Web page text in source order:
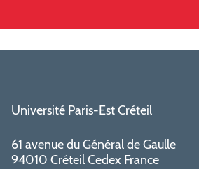
Université Paris-Est Créteil
61 avenue du Général de Gaulle
94010 Créteil Cedex France